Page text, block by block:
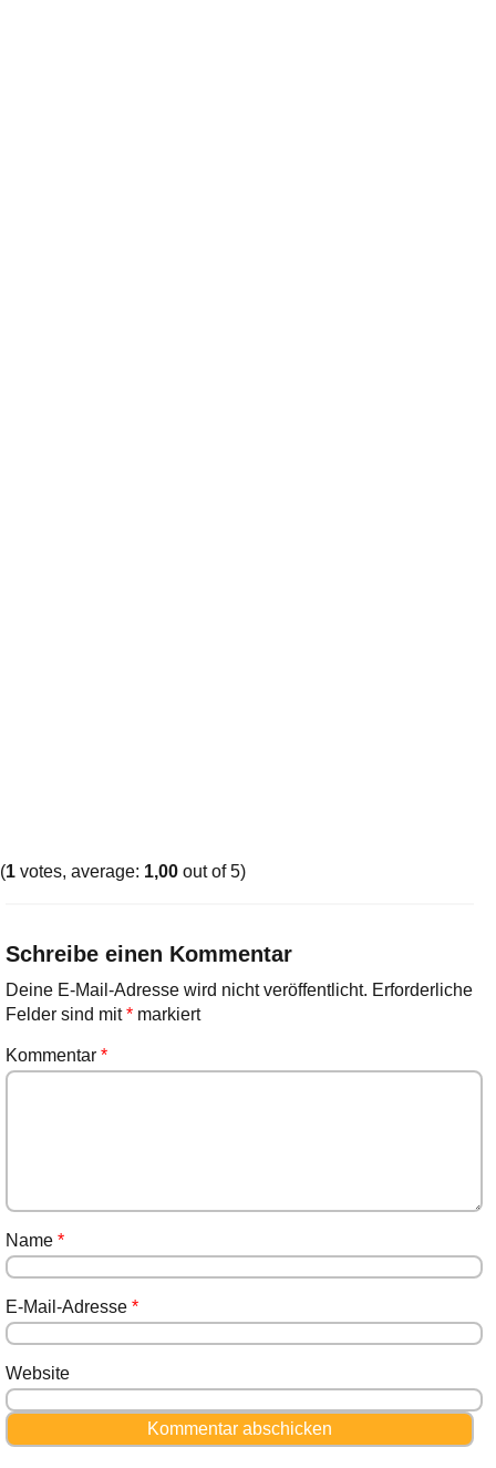
(1 votes, average: 1,00 out of 5)
Schreibe einen Kommentar
Deine E-Mail-Adresse wird nicht veröffentlicht. Erforderliche
Felder sind mit*markiert
Kommentar *
Name *
E-Mail-Adresse *
Website